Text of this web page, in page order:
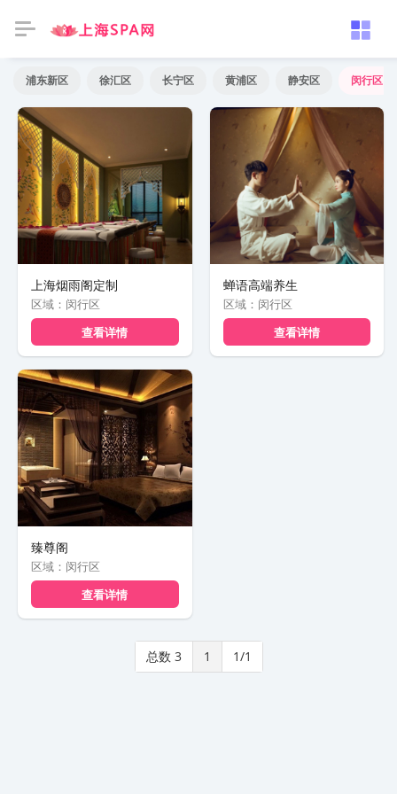
浦东新区 徐汇区 长宁区 黄浦区 静安区 闵行区
上海烟雨阁定制
区域：闵行区
查看详情
蝉语高端养生
区域：闵行区
查看详情
臻尊阁
区域：闵行区
查看详情
总数 3 1 1/1